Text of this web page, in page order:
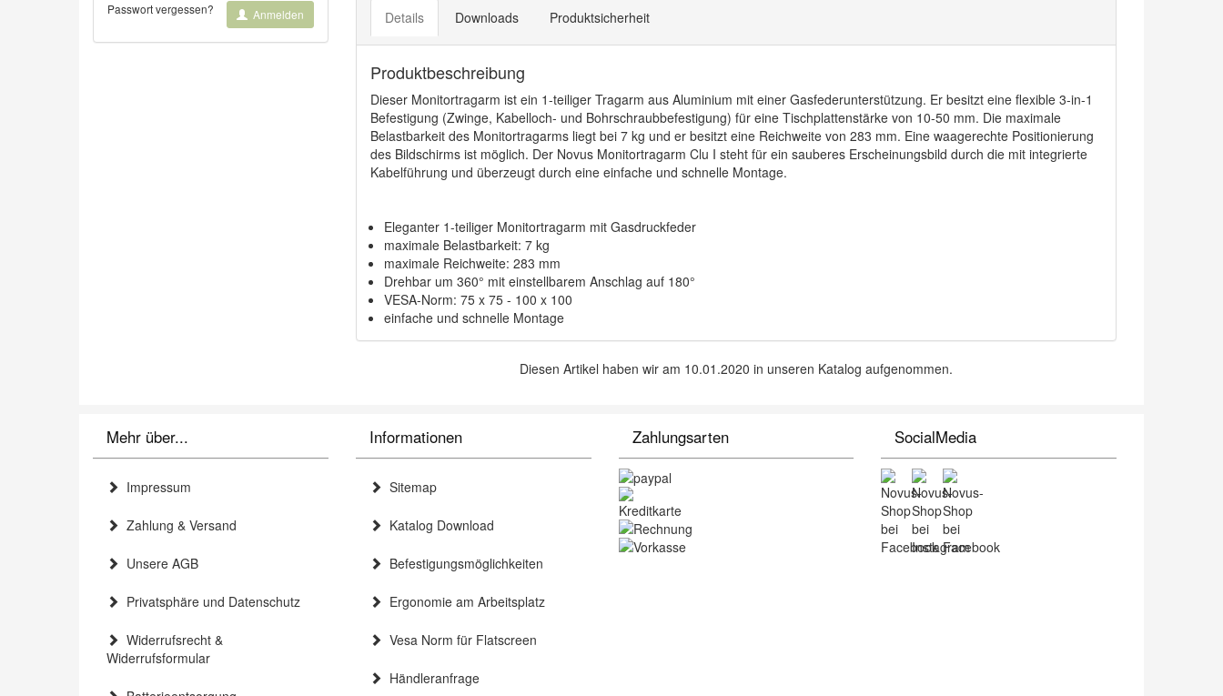
Passwort vergessen? Anmelden Details Downloads Produktsicherheit
Produktbeschreibung
Dieser Monitortragarm ist ein 1-teiliger Tragarm aus Aluminium mit einer Gasfederunterstützung. Er besitzt eine flexible 3-in-1
Befestigung (Zwinge, Kabelloch- und Bohrschraubbefestigung) für eine Tischplattenstärke von 10-50 mm. Die maximale
Belastbarkeit des Monitortragarms liegt bei 7 kg und er besitzt eine Reichweite von 283 mm. Eine waagerechte Positionierung
des Bildschirms ist möglich. Der Novus Monitortragarm Clu I steht für ein sauberes Erscheinungsbild durch die mit integrierte
Kabelführung und überzeugt durch eine einfache und schnelle Montage.
Eleganter 1-teiliger Monitortragarm mit Gasdruckfeder
maximale Belastbarkeit: 7 kg
maximale Reichweite: 283 mm
Drehbar um 360° mit einstellbarem Anschlag auf 180°
VESA-Norm: 75 x 75 - 100 x 100
einfache und schnelle Montage
Diesen Artikel haben wir am 10.01.2020 in unseren Katalog aufgenommen.
Mehr über...
Impressum
Zahlung & Versand
Unsere AGB
Privatsphäre und Datenschutz
Widerrufsrecht &
Widerrufsformular
Informationen
Sitemap
Katalog Download
Befestigungsmöglichkeiten
Ergonomie am Arbeitsplatz
Vesa Norm für Flatscreen
Händleranfrage
Zahlungsarten SocialMedia